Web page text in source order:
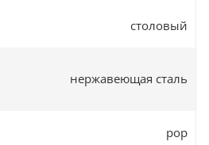
столовый
нержавеющая сталь
pop